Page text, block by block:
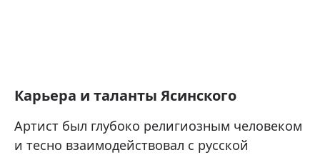
Карьера и таланты Ясинского
Артист был глубоко религиозным человеком
и тесно взаимодействовал с русской